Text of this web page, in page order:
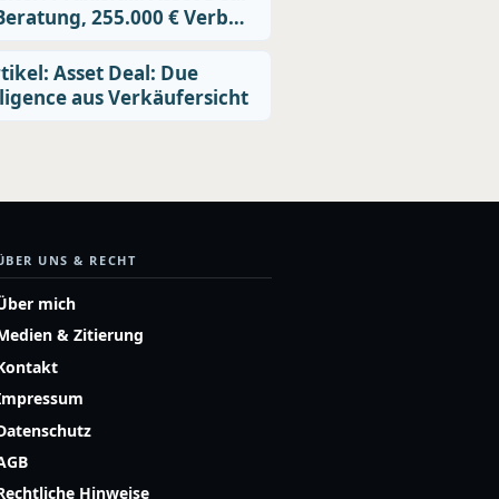
255.000 € Verb…
Asset Deal: Due
aus Verkäufersicht
UNS & RECHT
mich
& Zitierung
Hinweise